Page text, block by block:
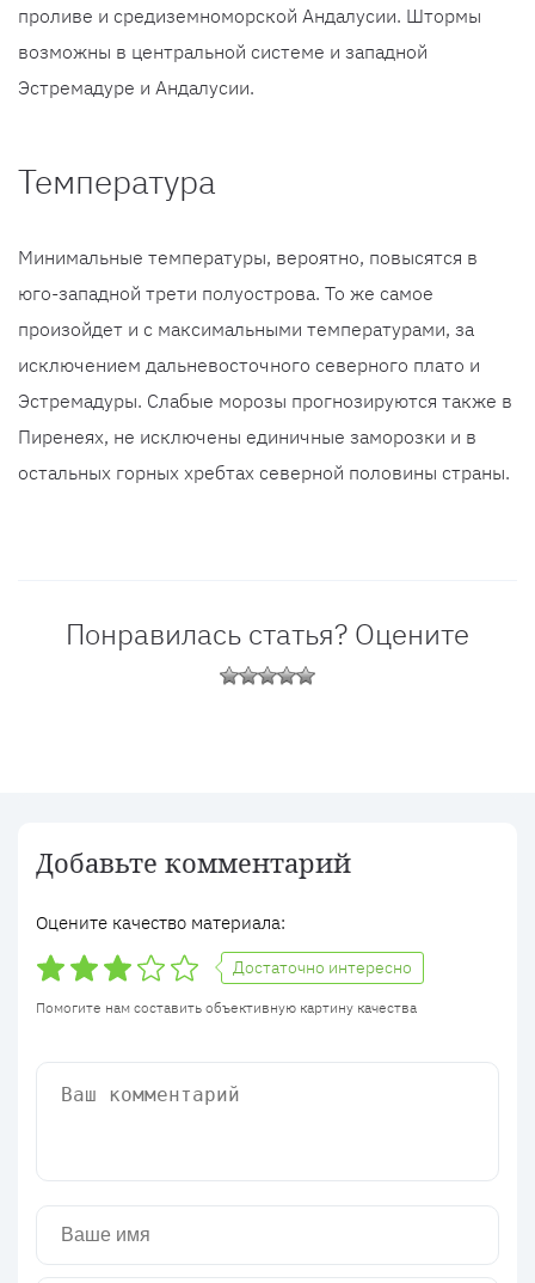
проливе и средиземноморской Андалусии. Штормы
возможны в центральной системе и западной
Эстремадуре и Андалусии.
Температура
Минимальные температуры, вероятно, повысятся в
юго-западной трети полуострова. То же самое
произойдет и с максимальными температурами, за
исключением дальневосточного северного плато и
Эстремадуры. Слабые морозы прогнозируются также в
Пиренеях, не исключены единичные заморозки и в
остальных горных хребтах северной половины страны.
Понравилась статья? Оцените
Добавьте комментарий
Оцените качество материала:
Достаточно интересно
Помогите нам составить объективную картину качества